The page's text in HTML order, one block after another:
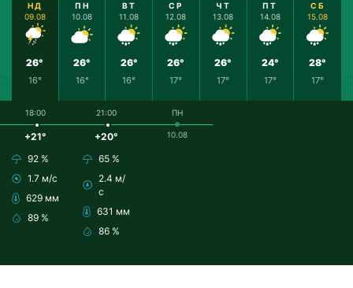
НД
09.08
26°
16°
ПН
10.08
26°
16°
ВТ
11.08
26°
16°
СР
12.08
26°
17°
ЧТ
13.08
26°
17°
ПТ
14.08
24°
17°
СБ
15.08
28°
17°
18:00
+21°
92 %
1.7 м/с
629 мм
89 %
21:00
+20°
65 %
2.4 м/
с
631 мм
86 %
ПН
10.08